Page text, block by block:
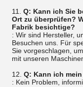
11. Q: Kann ich Sie
Ort zu überprüfen?
Fabrik besichtige?
: Wir sind Hersteller,
Besuchen uns. Für
Sie vorgeschlagen,
mit unseren
12. Q: Kann ich
: Kein Problem,